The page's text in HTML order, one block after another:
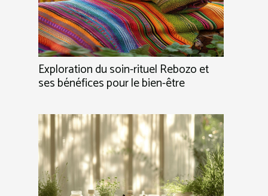
Exploration du soin-rituel Rebozo et
ses bénéfices pour le bien-être